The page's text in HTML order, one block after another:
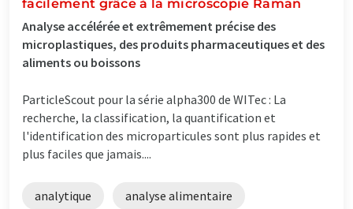
facilement grâce à la microscopie Raman
Analyse accélérée et extrêmement précise des
microplastiques, des produits pharmaceutiques et des
aliments ou boissons
ParticleScout pour la série alpha300 de WITec : La
recherche, la classification, la quantification et
l'identification des microparticules sont plus rapides et
plus faciles que jamais....
analytique analyse alimentaire